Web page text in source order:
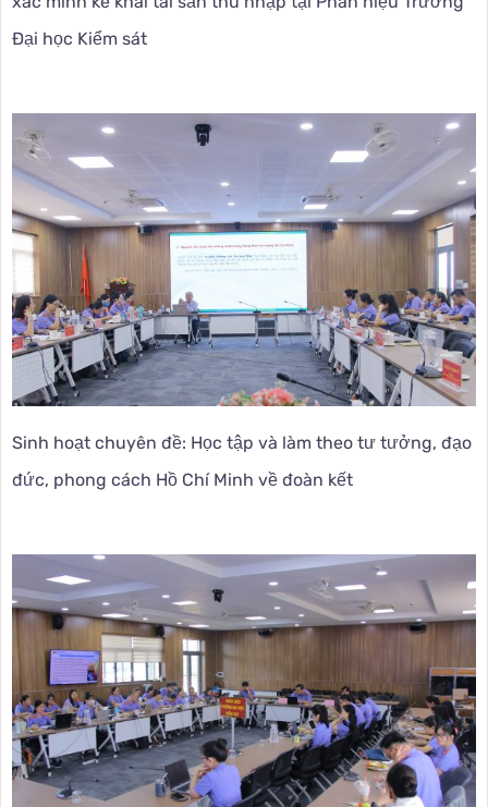
Đại học Kiểm sát
Sinh hoạt chuyên đề: Học tập và làm theo tư tưởng, đạo
đức, phong cách Hồ Chí Minh về đoàn kết